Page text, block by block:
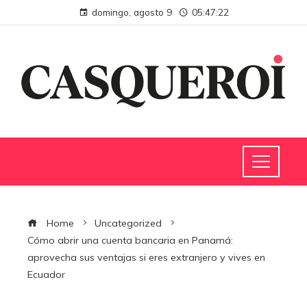
domingo, agosto 9 05:47:22
Home
Uncategorized
Cómo abrir una cuenta bancaria en Panamá:
aprovecha sus ventajas si eres extranjero y vives en
Ecuador